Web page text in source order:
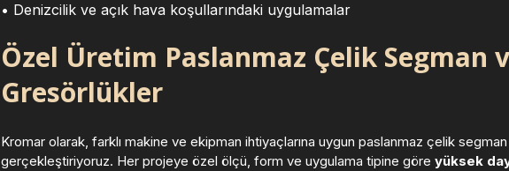
• Denizcilik ve açık hava koşullarındaki uygulamalar
Özel Üretim Paslanmaz Çelik Segman
Gresörlükler
Kromar olarak, farklı makine ve ekipman ihtiyaçlarına uygun paslanmaz çelik
gerçekleştiriyoruz. Her projeye özel ölçü, form ve uygulama tipine göre yüksek